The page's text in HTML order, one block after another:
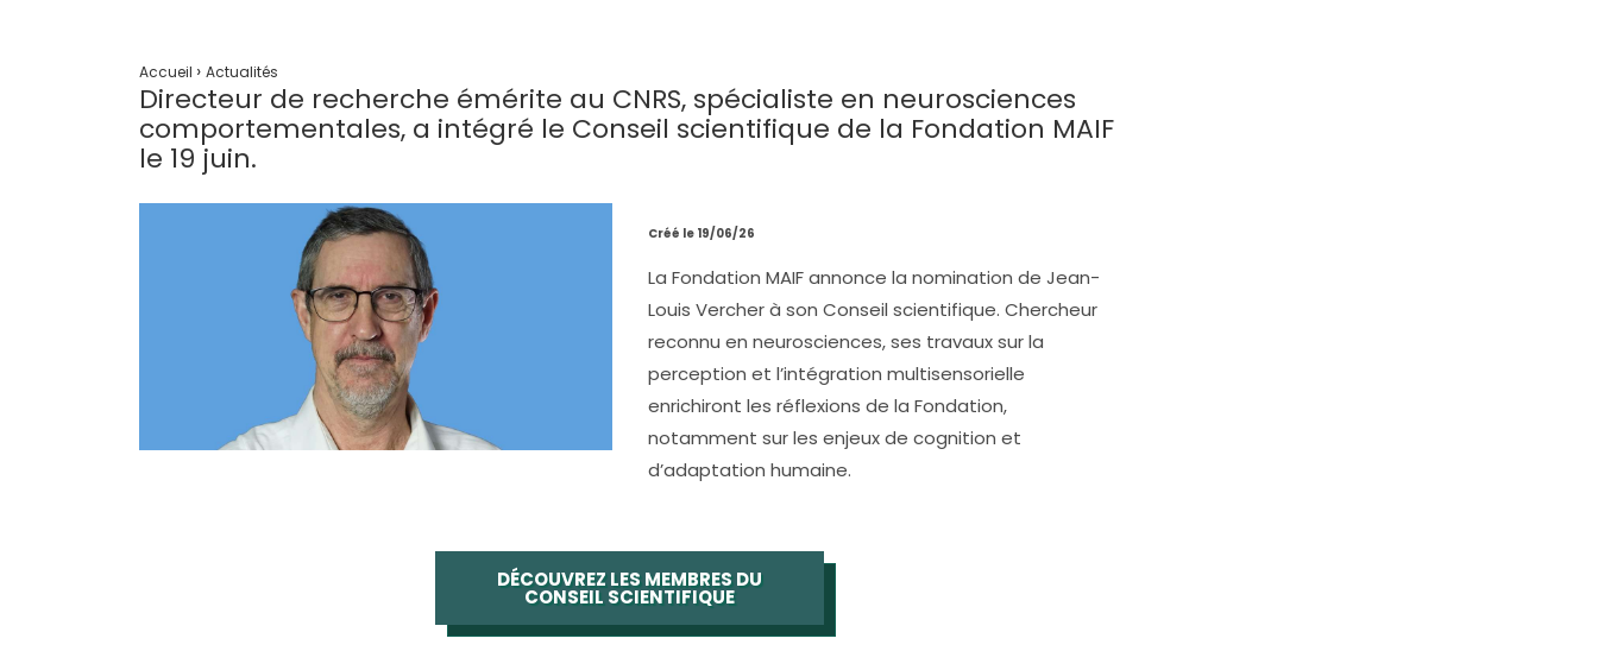
Accueil › Actualités
Directeur de recherche émérite au CNRS, spécialiste en neurosciences
comportementales, a intégré le Conseil scientifique de la Fondation MAIF
le 19 juin.
Créé le 19/06/26
La Fondation MAIF annonce la nomination de Jean-
Louis Vercher à son Conseil scientifique. Chercheur
reconnu en neurosciences, ses travaux sur la
perception et l’intégration multisensorielle
enrichiront les réflexions de la Fondation,
notamment sur les enjeux de cognition et
d’adaptation humaine.
DÉCOUVREZ LES MEMBRES DU
CONSEIL SCIENTIFIQUE